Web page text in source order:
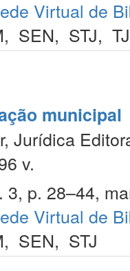
Virtual de
, SEN, STJ,
municipal
Jurídica
v.
p. 28–44,
Virtual de
, SEN, STJ